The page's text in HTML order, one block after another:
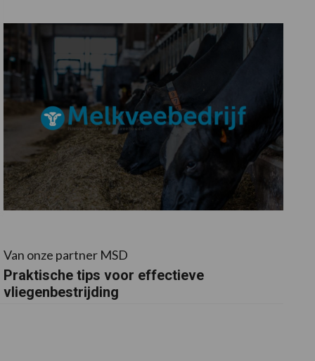
Van onze partner MSD
Praktische tips voor effectieve
vliegenbestrijding